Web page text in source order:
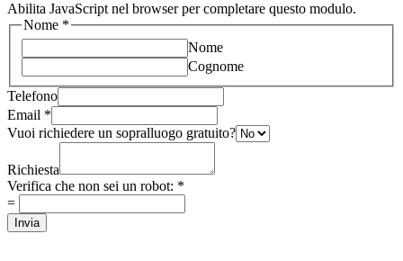
Abilita JavaScript nel browser per completare questo modulo.
Nome *
Nome
Cognome
Telefono
Email *
Vuoi richiedere un sopralluogo gratuito?
Richiesta
Verifica che non sei un robot: *
=
Invia